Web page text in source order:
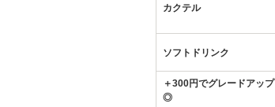
カクテル
ソフトドリンク
＋300円でグレードアップ
◎